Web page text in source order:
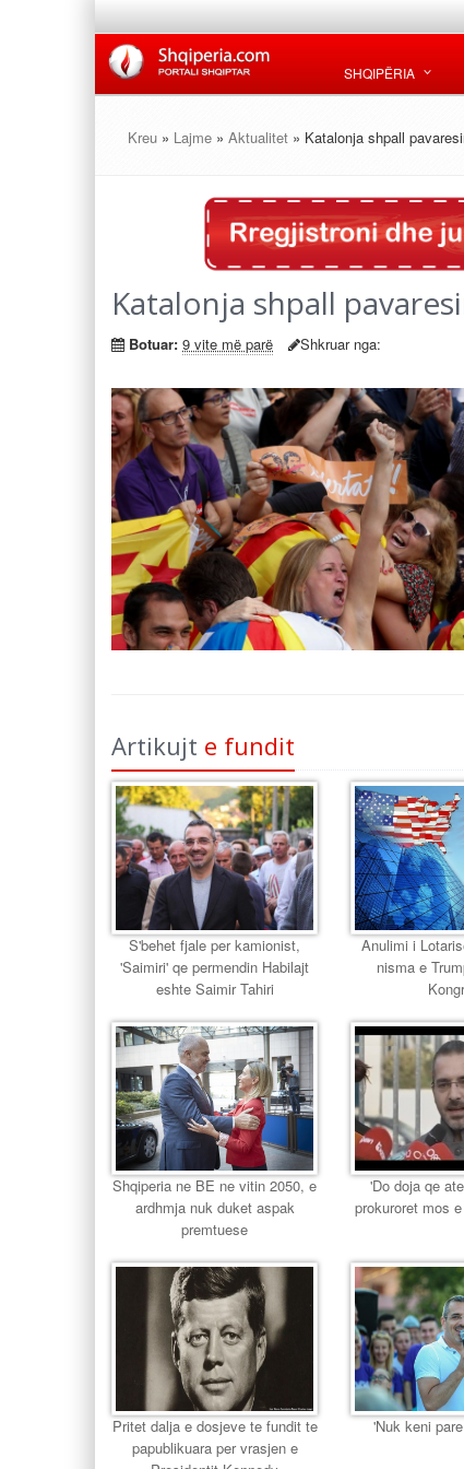
SHQIPËRIA
Kreu » Lajme » Aktualitet » Katalonja shpall
Katalonja shpall
Botuar: 9 vite më parë Shkruar nga:
Artikujt e fundit
S'behet fjale per kamionist,
'Saimiri' qe permendin Habilajt
eshte Saimir Tahiri
Anulimi i
nisma e
Shqiperia ne BE ne vitin 2050, e
ardhmja nuk duket aspak
premtuese
'Do doja qe
prokuroret mos
Pritet dalja e dosjeve te fundit te
papublikuara per vrasjen e
'Nuk keni